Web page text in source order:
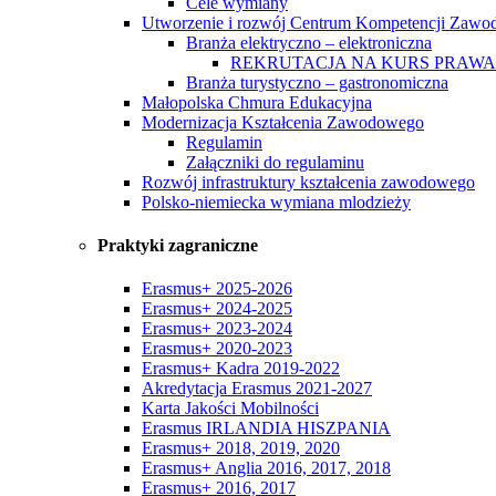
Utworzenie i rozwój Centrum Kompetencji
Branża elektryczno – elektroniczna
REKRUTACJA NA KURS
Branża turystyczno – gastronomiczna
Małopolska Chmura Edukacyjna
Modernizacja Kształcenia Zawodowego
Regulamin
Załączniki do regulaminu
Rozwój infrastruktury kształcenia zawodowego
Polsko-niemiecka wymiana mlodzieży
Praktyki zagraniczne
Erasmus+ 2025-2026
Erasmus+ 2024-2025
Erasmus+ 2023-2024
Erasmus+ 2020-2023
Erasmus+ Kadra 2019-2022
Akredytacja Erasmus 2021-2027
Karta Jakości Mobilności
Erasmus IRLANDIA HISZPANIA
Erasmus+ 2018, 2019, 2020
Erasmus+ Anglia 2016, 2017, 2018
Erasmus+ 2016, 2017